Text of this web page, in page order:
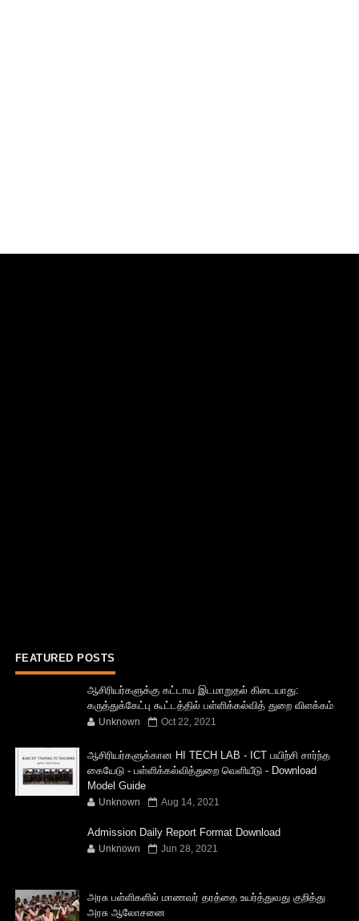
FEATURED POSTS
ஆசிரியர்களுக்கு கட்டாய இடமாறுதல் கிடையாது:
கருத்துக்கேட்பு கூட்டத்தில் பள்ளிக்கல்வித் துறை விளக்கம்
Unknown Oct 22, 2021
ஆசிரியர்களுக்கான HI TECH LAB - ICT பயிற்சி சார்ந்த
கையேடு - பள்ளிக்கல்வித்துறை வெளியீடு - Download
Model Guide
Unknown Aug 14, 2021
Admission Daily Report Format Download
Unknown Jun 28, 2021
அரசு பள்ளிகளில் மாணவர் தரத்தை உயர்த்துவது குறித்து
அரசு ஆலோசனை